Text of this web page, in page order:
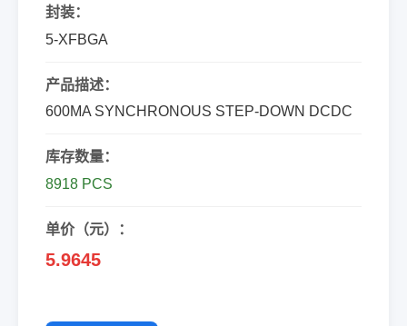
封装：
5-XFBGA
产品描述：
600MA SYNCHRONOUS STEP-DOWN DCDC
库存数量：
8918 PCS
单价（元）：
5.9645